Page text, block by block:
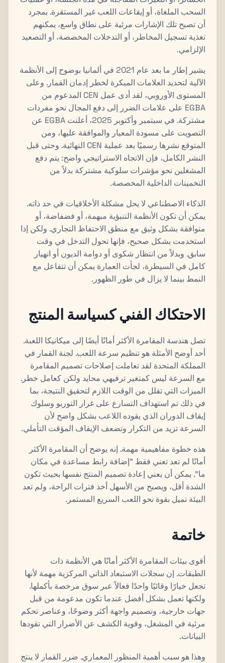
السحب الملغاة، أو إيقاعات اللعب غير المستقرة. بمجرد
أن تصبح تلك الإشارات مرئية على نطاق واسع، يمكنهم
تغذية تسجيل المخاطر، أو التدخلات المخصصة، أو التصعيد
الإلزامي.
يشير إطار ما بعد عام 2021 في ألمانيا بوضوح إلى الأنظمة
الآلية لتحديد العلامات المبكرة لخطر إدمان القمار. وعلى
المستوى الأوروبي، لقد أدى عمل CEN المدعوم من
EGBA على علامات الضرر إلى دفع المجال نحو مفردات
مشتركة. في سبتمبر وأكتوبر 2025، أعلنت EGBA عن
التصويت على مسودة المعيار والموافقة عليها، ومن
المتوقع نشرها رسميًا بعد عملية CEN النهائية. وحتى قبل
النشر الكامل، فإن الاتجاه الاستراتيجي واضح: يتم دفع
المشغلين نحو مؤشرات سلوكية مشتركة بدلاً من
التخمينات الداخلية المخصصة.
الذكاء الاصطناعي لا يحل مشكلة الأخلاقيات في حد ذاته.
يمكن أن تكون الأنظمة التنبؤية مبهمة، أو فضفاضة، أو
متوافقة بشكل وثيق مع منطق الاحتفاظ التجاري. ولكن إذا
استخدمت بشكل صحيح، فإنها تحول التدخل في وقت
سابق. وبدلاً من انتظار شكوى أو دوامة الديون أو انهيار
كامل في السيطرة، لجأت العمارة يمكن أن تتفاعل مع
النمط بينما لا يزال في طور الظهور.
الاحتكاك الفني كسياسة المنتج
تصل هندسة المقامرة الأكثر أمانًا أيضًا إلى ميكانيكا اللعبة.
أحد أوضح الأمثلة هو تنظيم سرعة اللعب. لجنة القمار في
المملكة المتحدة لقد تعاملت إصلاحات تصميم المقامرة
مع السرعة ليس كمتغير ترفيهي محايد ولكن كعامل خطر.
الميزات التي تقلل من الوقت اللازم لتحقيق النتيجة، بما
في ذلك تم استهداف التسارع على غرار التوربو وسلوك
إيقاف الدوران الذي يقوده اللاعب بشكل واضح لأن
السرعة تزيد من التكرار وتضعف الإيقاف المؤقت التأملي.
هذه خطوة مفاهيمية مهمة. إنه يوضح أن المقامرة الأكثر
أمانًا لم تعد تعني فقط "إضافة رابط مساعدة في مكان
ما". يمكن أن يعني إعادة تصميم المنتج نفسها بحيث تكون
الشدة أقل، ويصبح من الأسهل أخذ فترات الراحة، ولم تعد
البيئة تميل بقوة نحو اللعب السريع المستمر.
خاتمة
أقوى بيئات المقامرة الأكثر أمانًا هي الأنظمة ذات
الطبقات. إن سجلات الاستبعاد الذاتي المركزية مهمة لأنها
تجعل خيارًا وقائيًا واحدًا فعالاً عبر سوق مرخصة بأكملها.
ولكنها تعمل بشكل أفضل عندما تكون مدعومة من قبل
جهات خارجية، وتصميم واجهة أكثر وضوحًا، وعناصر تحكم
مرئية في المشغل، وقوية الكشف عن الأضرار التي تقودها
البيانات.
وهذا هو سبب أهمية المنظور المعماري. ضرر القمار لا ينتج